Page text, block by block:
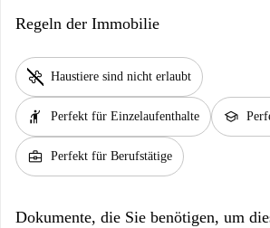
Regeln der Immobilie
pet_supplies Haustiere sind nicht erlaubt
hail Perfekt für Einzelaufenthalte school
business_center Perfekt für Berufstätige
Dokumente, die Sie benötigen, um